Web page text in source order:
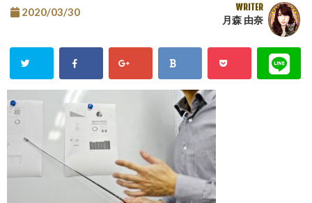
2020/03/30 WRITER
月森 由奈